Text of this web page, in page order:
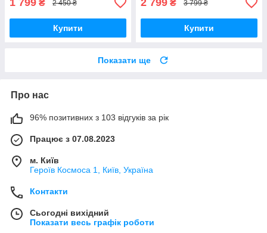
1 799 ₴ 2 450 ₴
Купити
2 799 ₴ 3 799 ₴
Купити
Показати ще
Про нас
96% позитивних з 103 відгуків за рік
Працює з 07.08.2023
м. Київ
Героїв Космоса 1, Київ, Україна
Контакти
Сьогодні вихідний
Показати весь графік роботи